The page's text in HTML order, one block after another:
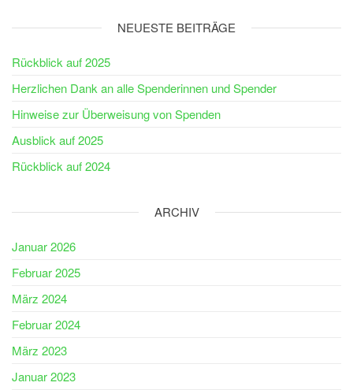
NEUESTE BEITRÄGE
Rückblick auf 2025
Herzlichen Dank an alle Spenderinnen und Spender
Hinweise zur Überweisung von Spenden
Ausblick auf 2025
Rückblick auf 2024
ARCHIV
Januar 2026
Februar 2025
März 2024
Februar 2024
März 2023
Januar 2023